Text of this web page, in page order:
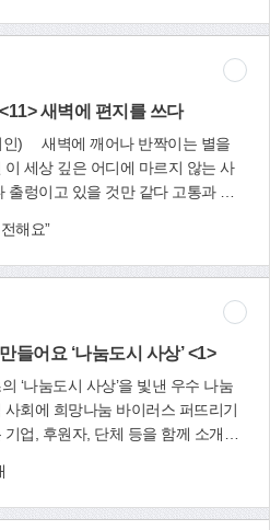
은 천사들을 만나 잘 자라다가 행복한
솥밥을 먹어 가족 같이 지내는 직원들
내몰 수 없어 이를 악물고 버텨냈다.
으면 오르막이 있다고 했던가.올 초부
해 공장을 풀가동하고 있다. 품질이
현재 (주)태광스포츠(BSQT)와 (주)
방식으로 제품을 생산, 납품하고
연 매출이 전년도 5억원 보다 4배 증
예상하고 있으며, 내년엔 90억원의
말엔 30명, 내년 말엔 50명으로 점차
다.급성장하는 사세에 발맞춰 회사 이
고 있다. 덕포2동 370-12번지에 위치
㎡ 규모)이 노후된데다 너무 비좁아
에 거주하고 있어 교통이 편리한 사상
옥 겸 공장을 마련하고 싶다고. 하지
족해 중소기업청에 자금지원을 신청
기다리고 있다고 말한다.“신발 하
수백명의 근로자를 고용하는 효과가
처럼 구사하는 아이가 있다. 그 아이
장히 좋아해서 엄마가 농구와 관련된
잡지를 매달 사줬다고 한다. 아이가 좋
는 것 등을 잘 살피면 거기에 영어교
어 있다. 자동차를 좋아하는 아이라면
car), ‘경찰차’(Police car) 등 차
로 시작하는 게 효과적이다. 영어
면 아이의 다중지능을 살펴라 아이를
냈는데 왠지 다른 아이들보다 진도
다 느리니?” 라고 나무라기부터 한
우리 아이는 머리가 나쁜가?’ 라는 걱
우가 많다.그러나 결론부터 말하면 이
리가 나쁘고 좋고의 문제가 아니다.
다른 재능과 지능을 타고나므로, 아이
타고난 지능이 있는가 하면 약하게 타
있다. 어떤 아이는 어릴 때부터 수학
이는가 하면, 어떤 아이는 그림을 잘
노를 잘 친다. 마찬가지로 영어를 빨
도가 느려서 잘 따라오지 못하는 아이
새벽에 편지를 쓰다
이 세상 깊은 어디에 마르지 않는 사
출렁이고 있을 것만 같다 고통과 쓰
만 깜박이는 아무도 모르는 고요한
름다움은 새벽의 창을 열고 우리들 가
해야겠다 따스한 햇살과 바람과 라일
한마디 곽재구 〈새벽편
련한 소리에 깬다. 어디서 들리는
스탄불의 새벽, 커튼 틈을 밀치고 들
고 구슬프던 그 아잔소리를 닮았다.
맺힌 이슬처럼 한없이 여려진다.전원
간 불빛이 깜빡인다. 빨간 불빛을 보
해요”
들어요 ‘나눔도시 사상’ <1>
사회에 희망나눔 바이러스 퍼뜨리기
기업, 후원자, 단체 등을 함께 소개하
1가구 희망끈잇기’ “우리 함께 사랑의
요.”우리구는 지역의 기업체와 차상